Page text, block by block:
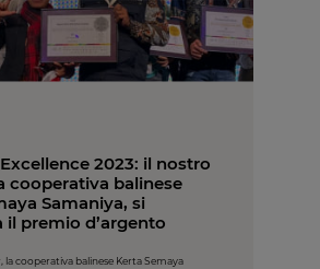
2023: il nostro
cooperativa balinese
Samaniya, si
il premio d’argento
la cooperativa balinese Kerta Semaya